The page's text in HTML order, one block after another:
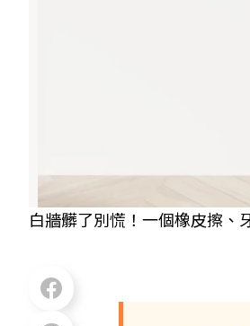
白牆髒了別慌！一個橡皮擦